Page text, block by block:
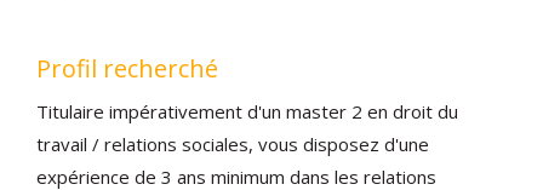
Profil recherché
Titulaire impérativement d'un master 2 en droit du
travail / relations sociales, vous disposez d'une
expérience de 3 ans minimum dans les relations